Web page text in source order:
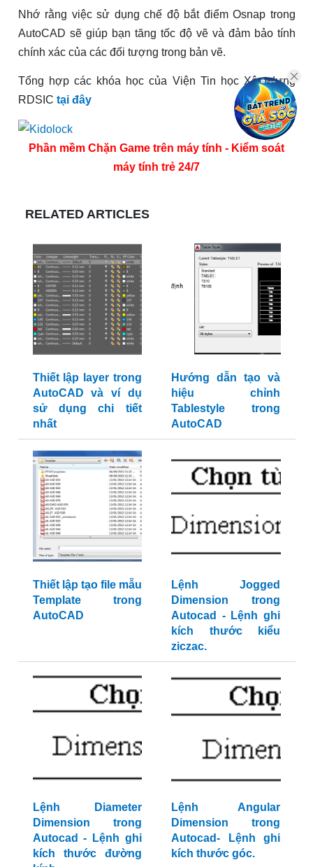
Nhớ rằng việc sử dụng chế độ bắt điểm Osnap trong
AutoCAD sẽ giúp bạn tăng tốc độ vẽ và đảm bảo tính
chính xác của các đối tượng trong bản vẽ.
Tổng hợp các khóa học của Viện Tin học Xây dựng
RDSIC tại đây
Phần mềm Chặn Game trên máy tính - Kiểm soát
máy tính trẻ 24/7
RELATED ARTICLES
Thiết lập layer trong
AutoCAD và ví dụ
sử dụng chi tiết
nhất
Hướng dẫn tạo và
hiệu chỉnh
Tablestyle trong
AutoCAD
Thiết lập tạo file mẫu
Template trong
AutoCAD
Lệnh Jogged
Dimension trong
Autocad - Lệnh ghi
kích thước kiểu
ziczac.
Lệnh Diameter
Dimension trong
Autocad - Lệnh ghi
kích thước đường
Lệnh Angular
Dimension trong
Autocad- Lệnh ghi
kích thước góc.